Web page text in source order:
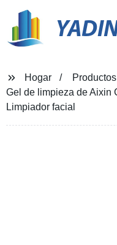
Hogar
Productos
Gel de limpieza de Aixin
Limpiador facial